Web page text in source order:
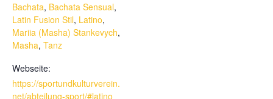
Bachata, Bachata Sensual,
Latin Fusion Stil, Latino,
Mariia (Masha) Stankevych,
Masha, Tanz
Webseite:
https://sportundkulturverein.
net/abteilung-sport/#latino